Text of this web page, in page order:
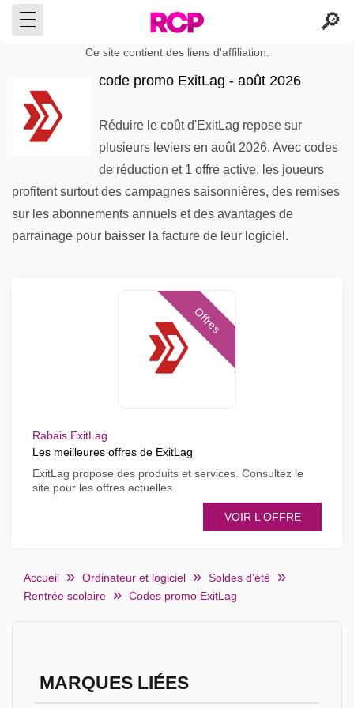
Ce site contient des liens d'affiliation.
code promo ExitLag - août 2026
Réduire le coût d'ExitLag repose sur
plusieurs leviers en août 2026. Avec codes
de réduction et 1 offre active, les joueurs
profitent surtout des campagnes saisonnières, des remises
sur les abonnements annuels et des avantages de
parrainage pour baisser la facture de leur logiciel.
Offres
Rabais ExitLag
Les meilleures offres de ExitLag
ExitLag propose des produits et services. Consultez le
site pour les offres actuelles
VOIR L'OFFRE
Accueil Ordinateur et logiciel
Soldes d'été
Rentrée scolaire
Codes promo ExitLag
MARQUES LIÉES